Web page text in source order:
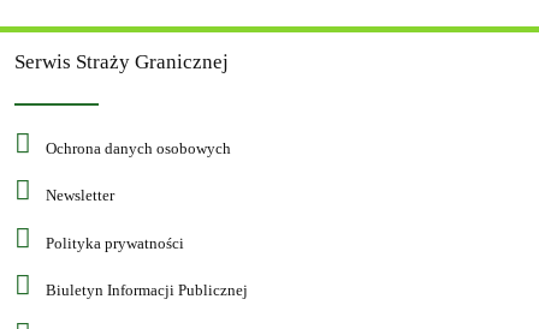
Serwis Straży Granicznej
Ochrona danych osobowych
Newsletter
Polityka prywatności
Biuletyn Informacji Publicznej